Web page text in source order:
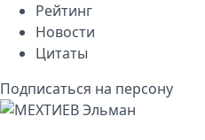
Рейтинг
Новости
Цитаты
Подписаться на персону